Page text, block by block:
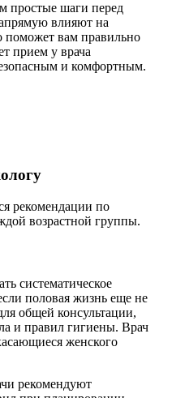
простые шаги перед
влияют на
поможет вам правильно
прием у врача
и комфортным.
рекомендации по
возрастной группы.
систематическое
половая жизнь еще не
общей консультации,
и правил гигиены. Врач
женского
рекомендуют